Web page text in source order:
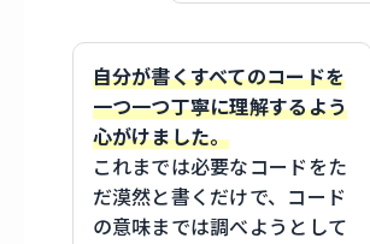
自分が書くすべてのコードを
一つ一つ丁寧に理解するよう
心がけました。
これまでは必要なコードをた
だ漠然と書くだけで、コード
の意味までは調べようとして